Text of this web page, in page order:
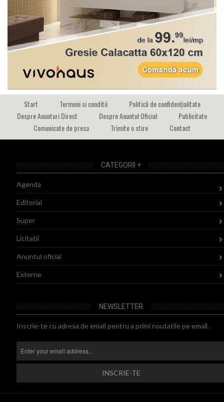
Start Termeni si conditii
Politică de confidențialitate
Despre Anunturi Direct
Despre Anuntul Oficial
Publicitate
Comunicate de presa
Trimite o stire Contact
CATEGORII +
Agenda
Editorial
Super
Licitatii
Anuntul oficial
Externe
NEWSLETTER
Inscrie-te cu adresa de email pentru a primi noutatile pe email.